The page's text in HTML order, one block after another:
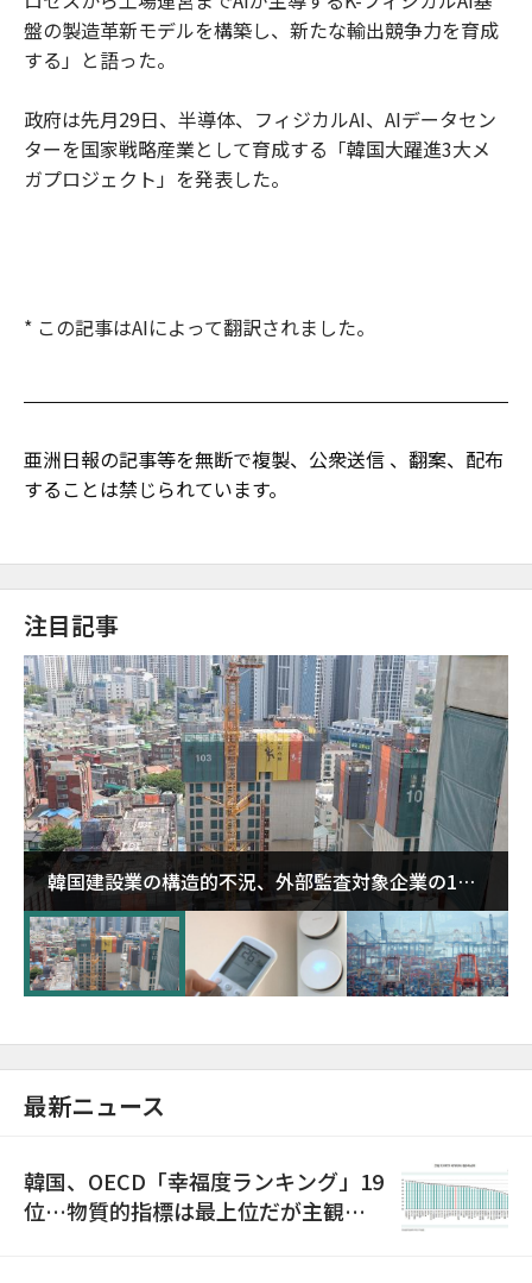
盤の製造革新モデルを構築し、新たな輸出競争力を育成
する」と語った。
政府は先月29日、半導体、フィジカルAI、AIデータセン
ターを国家戦略産業として育成する「韓国大躍進3大メ
ガプロジェクト」を発表した。
* この記事はAIによって翻訳されました。
亜洲日報の記事等を無断で複製、公衆送信 、翻案、配布
することは禁じられています。
注目記事
韓国建設業の構造的不況、外部監査対象企業の1割
超が「ゾンビ企業」に…5年で2.8倍増
最新ニュース
韓国、OECD「幸福度ランキング」19
位…物質的指標は最上位だが主観的